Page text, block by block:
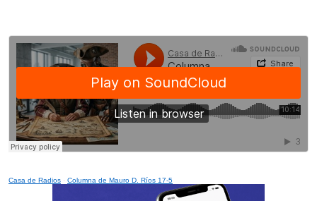
Casa de Radios · Columna de Mauro D. Ríos 17-5